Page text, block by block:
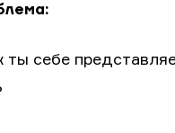
себе